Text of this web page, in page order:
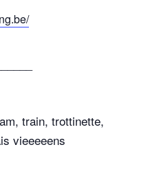
train, trottinette,
vieeeeens